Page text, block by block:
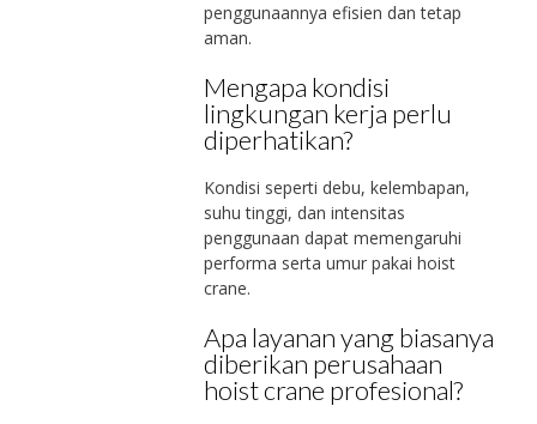
penggunaannya efisien dan tetap
aman.
Mengapa kondisi
lingkungan kerja perlu
diperhatikan?
Kondisi seperti debu, kelembapan,
suhu tinggi, dan intensitas
penggunaan dapat memengaruhi
performa serta umur pakai hoist
crane.
Apa layanan yang biasanya
diberikan perusahaan
hoist crane profesional?